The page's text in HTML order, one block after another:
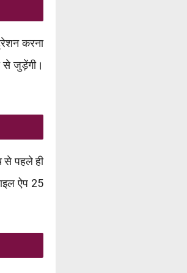
करना
से जुड़ेंगी।
से पहले ही
ऐप 25